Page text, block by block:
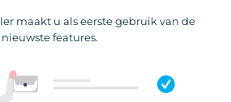
maakt u als eerste gebruik van de
nieuwste features.